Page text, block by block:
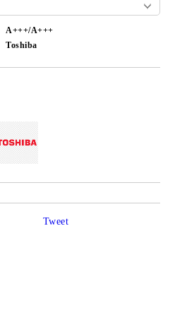
A+++/A+++
Toshiba
Tweet